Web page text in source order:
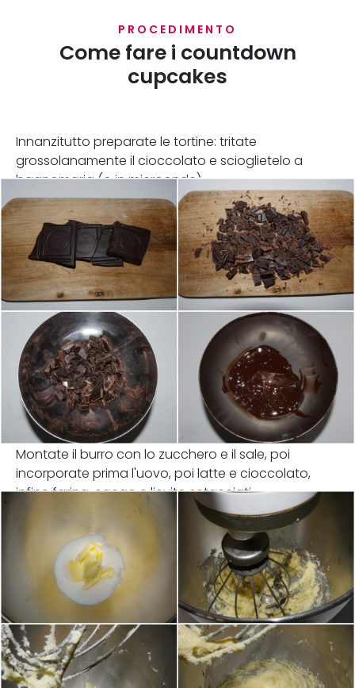
PROCEDIMENTO
Come fare i countdown
cupcakes
Innanzitutto preparate le tortine: tritate
grossolanamente il cioccolato e scioglietelo a
bagnomaria (o in microonde).
Montate il burro con lo zucchero e il sale, poi
incorporate prima l'uovo, poi latte e cioccolato,
infine farina, cacao e lievito setacciati.